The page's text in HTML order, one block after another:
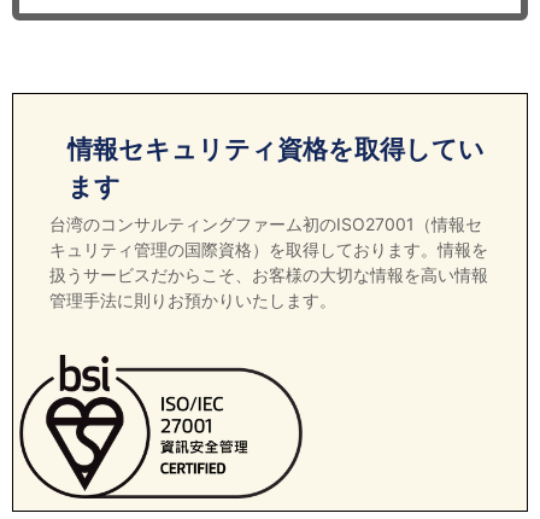
情報セキュリティ資格を取得してい
ます
台湾のコンサルティングファーム初のISO27001（情報セ
キュリティ管理の国際資格）を取得しております。情報を
扱うサービスだからこそ、お客様の大切な情報を高い情報
管理手法に則りお預かりいたします。